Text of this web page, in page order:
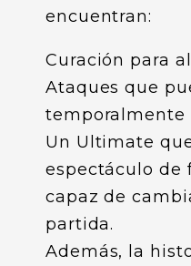
encuentran:
Curación para
Ataques que
temporalmente
Un Ultimate
espectáculo de
capaz de
partida.
Además, la